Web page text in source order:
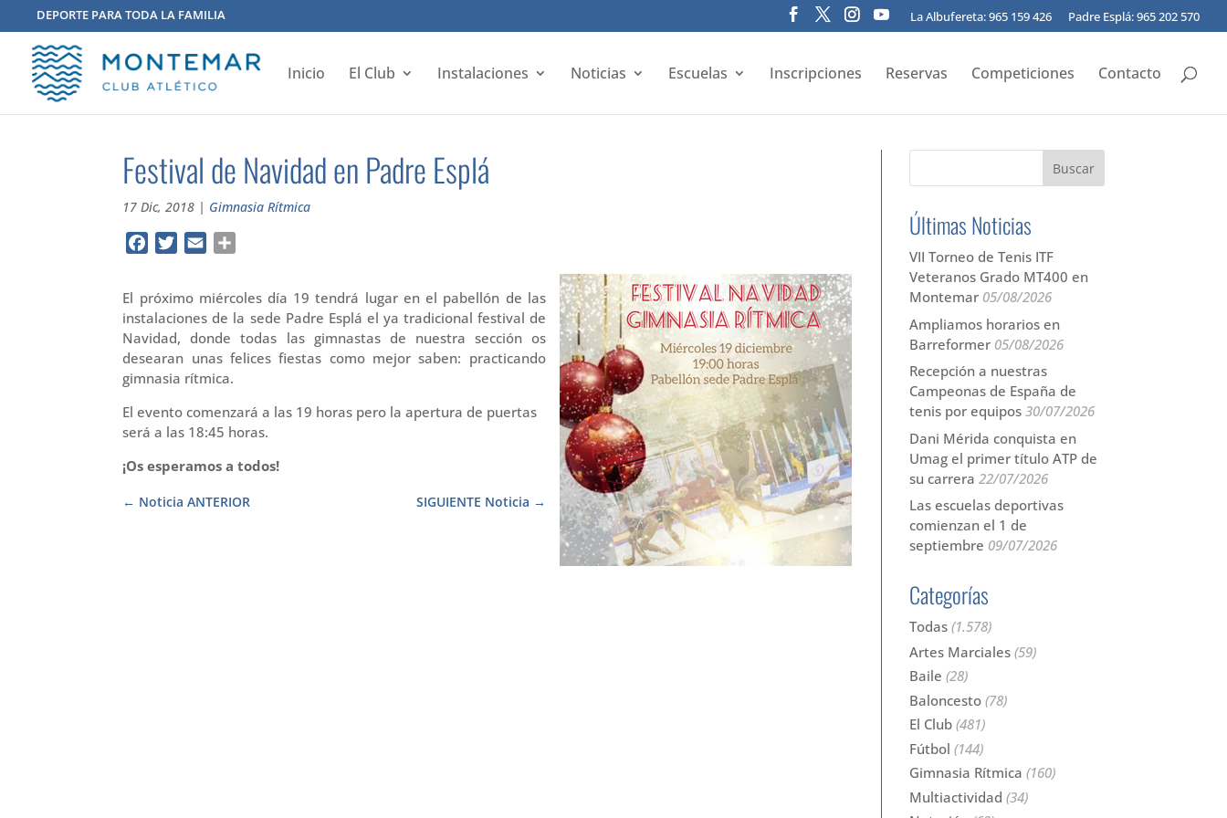
DEPORTE PARA TODA LA FAMILIA La Albufereta: 965 159 426 Padre Esplá: 965 202 570
Inicio El Club Instalaciones Noticias Escuelas Inscripciones Reservas Competiciones Contacto
Festival de Navidad en Padre Esplá
17 Dic, 2018 | Gimnasia Rítmica
FacebookTwitterEmail
El próximo miércoles día 19 tendrá lugar en el pabellón de las
instalaciones de la sede Padre Esplá el ya tradicional festival de
Navidad, donde todas las gimnastas de nuestra sección os
desearan unas felices fiestas como mejor saben: practicando
gimnasia rítmica.
El evento comenzará a las 19 horas pero la apertura de puertas
será a las 18:45 horas.
¡Os esperamos a todos!
SIGUIENTE Noticia
Noticia ANTERIOR
Últimas Noticias
VII Torneo de Tenis ITF
Veteranos Grado MT400 en
Montemar 05/08/2026
Ampliamos horarios en
Barreformer 05/08/2026
Recepción a nuestras
Campeonas de España de
tenis por equipos 30/07/2026
Dani Mérida conquista en
Umag el primer título ATP de
su carrera 22/07/2026
Las escuelas deportivas
comienzan el 1 de
septiembre 09/07/2026
Categorías
Todas(1.578)
Artes Marciales(59)
Baile (28)
Baloncesto(78)
El Club(481)
Fútbol (144)
Gimnasia Rítmica (160)
Multiactividad (34)